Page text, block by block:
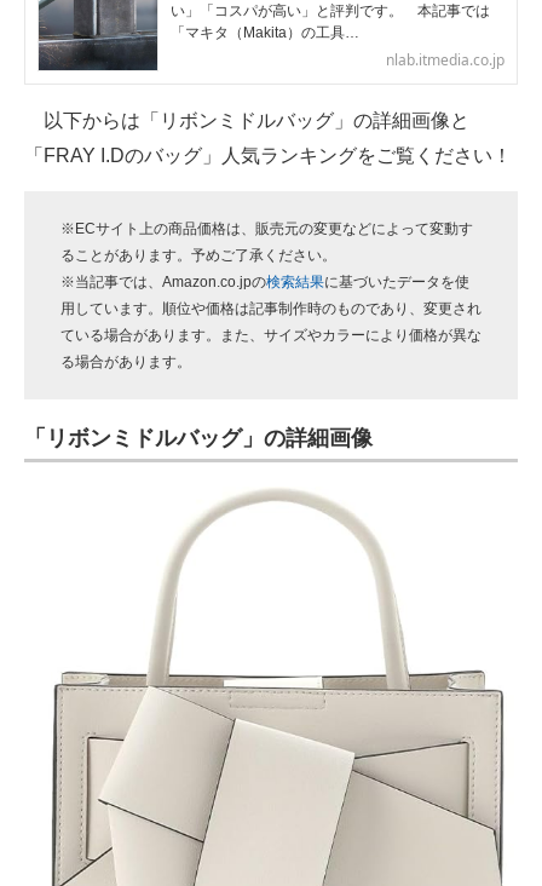
い」「コスパが高い」と評判です。 本記事では
「マキタ（Makita）の工具…
nlab.itmedia.co.jp
以下からは「リボンミドルバッグ」の詳細画像と
「FRAY I.Dのバッグ」人気ランキングをご覧ください！
※ECサイト上の商品価格は、販売元の変更などによって変動す
ることがあります。予めご了承ください。
※当記事では、Amazon.co.jpの検索結果に基づいたデータを使
用しています。順位や価格は記事制作時のものであり、変更され
ている場合があります。また、サイズやカラーにより価格が異な
る場合があります。
「リボンミドルバッグ」の詳細画像